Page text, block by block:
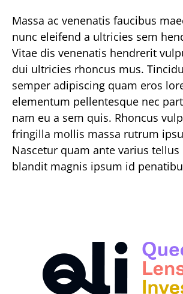
Massa ac venenatis faucibus
nunc eleifend a ultricies sem
Vitae dis venenatis hendrerit
dui ultricies rhoncus mus.
semper adipiscing quam eros
elementum pellentesque nec
nam eu a sem quis. Rhoncus
fringilla mollis massa rutrum
Nascetur quam ante varius
blandit magnis ipsum id